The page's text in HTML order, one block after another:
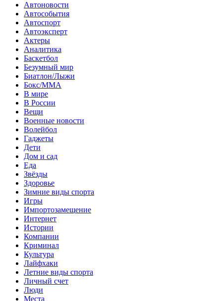
Автоновости
Автособытия
Автоспорт
Автоэксперт
Актеры
Аналитика
Баскетбол
Безумный мир
Биатлон/Лыжи
Бокс/MMA
В мире
В России
Вещи
Военные новости
Волейбол
Гаджеты
Дети
Дом и сад
Еда
Звёзды
Здоровье
Зимние виды спорта
Игры
Импортозамещение
Интернет
Истории
Компании
Криминал
Культура
Лайфхаки
Летние виды спорта
Личный счет
Люди
Места